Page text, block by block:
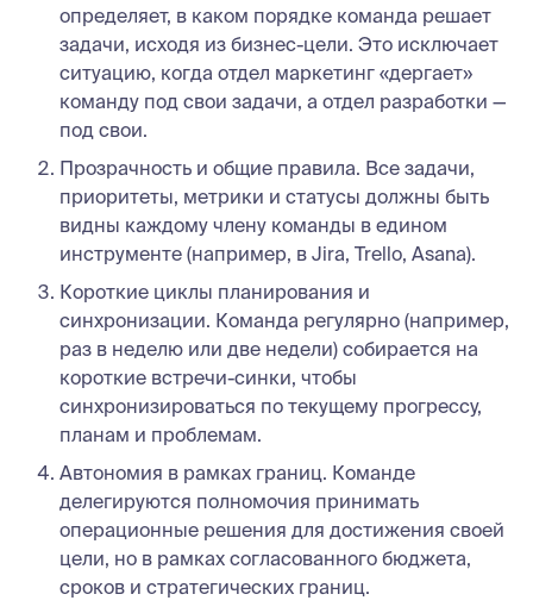
определяет, в каком порядке команда решает
задачи, исходя из бизнес-цели. Это исключает
ситуацию, когда отдел маркетинг «дергает»
команду под свои задачи, а отдел разработки —
под свои.
Прозрачность и общие правила. Все задачи,
приоритеты, метрики и статусы должны быть
видны каждому члену команды в едином
инструменте (например, в Jira, Trello, Asana).
Короткие циклы планирования и
синхронизации. Команда регулярно (например,
раз в неделю или две недели) собирается на
короткие встречи-синки, чтобы
синхронизироваться по текущему прогрессу,
планам и проблемам.
Автономия в рамках границ. Команде
делегируются полномочия принимать
операционные решения для достижения своей
цели, но в рамках согласованного бюджета,
сроков и стратегических границ.